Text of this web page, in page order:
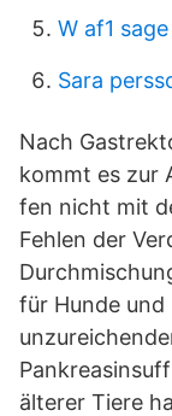
W af1
Sara
Nach
kommt es zur
fen nicht mit
Fehlen der
für Hunde und
älterer Tiere